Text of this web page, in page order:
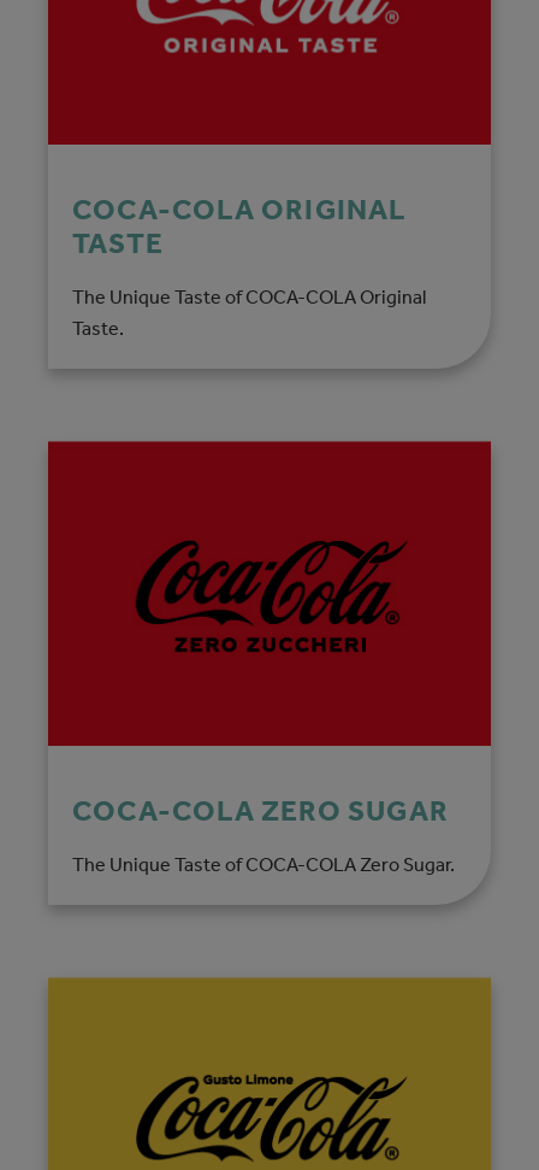
COCA-COLA ORIGINAL
TASTE
The Unique Taste of COCA-COLA Original
Taste.
COCA-COLA ZERO SUGAR
The Unique Taste of COCA-COLA Zero Sugar.